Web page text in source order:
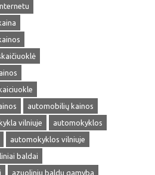
automobilių kainos
vilniuje
automokyklos
automokyklos vilniuje
baldai
azuoliniu baldu gamyba